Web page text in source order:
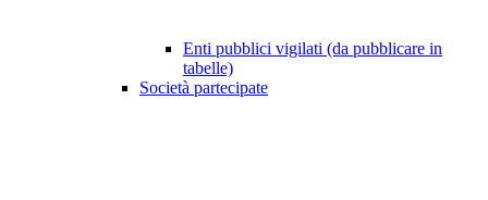
Enti pubblici vigilati (da pubblicare in
tabelle)
Società partecipate